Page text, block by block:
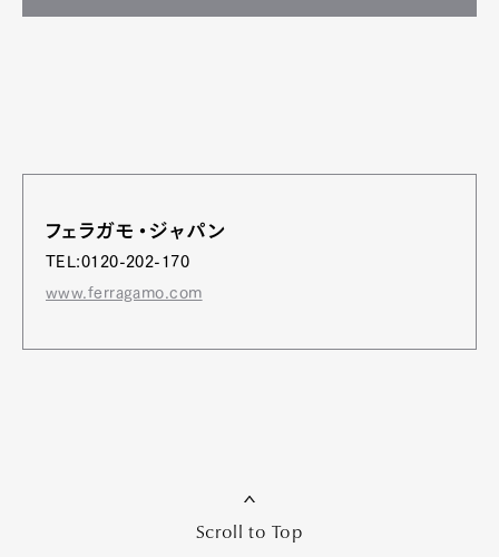
フェラガモ・ジャパン
TEL:0120-202-170
www.ferragamo.com
Scroll to Top